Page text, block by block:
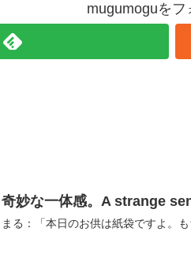
mugumoguをフ
奇妙な一体感。A strange
まる：「本日のお供は紙袋ですよ。